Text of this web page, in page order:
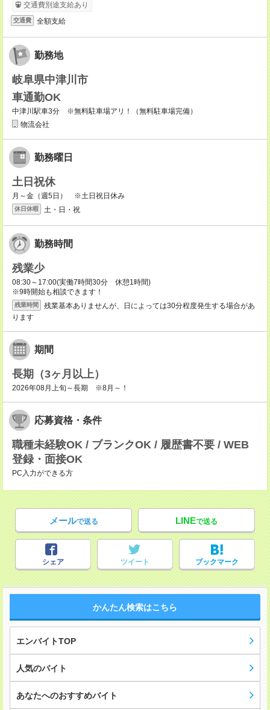
交通費別途支給あり
交通費 全額支給
勤務地
岐阜県中津川市
車通勤OK
中津川駅車3分 ※無料駐車場アリ！（無料駐車場完備）
物流会社
勤務曜日
土日祝休
月～金（週5日） ※土日祝日休み
休日休暇 土・日・祝
勤務時間
残業少
08:30～17:00(実働7時間30分 休憩1時間)
※9時開始も相談できます！
残業時間
残業基本ありませんが、日によっては30分程度発生する場合があ
ります
期間
長期（3ヶ月以上）
2026年08月上旬～長期 ※8月～！
応募資格・条件
職種未経験OK / ブランクOK / 履歴書不要 / WEB
登録・面接OK
PC入力ができる方
メールで送る LINEで送る
シェア ツイート ブックマーク
かんたん検索はこちら
エンバイトTOP
人気のバイト
あなたへのおすすめバイト